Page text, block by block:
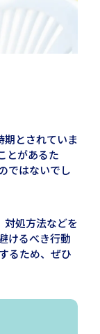
とされていま
とがあるた
ではないでし
対処方法などを
けるべき行動
るため、ぜひ